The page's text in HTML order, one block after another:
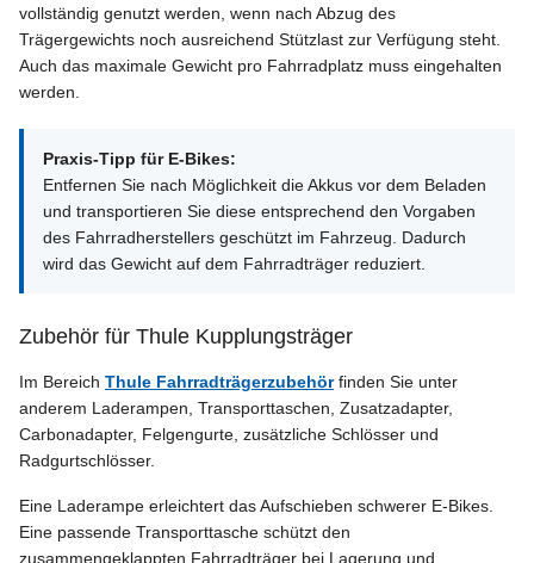
vollständig genutzt werden, wenn nach Abzug des
Trägergewichts noch ausreichend Stützlast zur Verfügung steht.
Auch das maximale Gewicht pro Fahrradplatz muss eingehalten
werden.
Praxis-Tipp für E-Bikes:
Entfernen Sie nach Möglichkeit die Akkus vor dem Beladen
und transportieren Sie diese entsprechend den Vorgaben
des Fahrradherstellers geschützt im Fahrzeug. Dadurch
wird das Gewicht auf dem Fahrradträger reduziert.
Zubehör für Thule Kupplungsträger
Im Bereich Thule Fahrradträgerzubehörfinden Sie unter
anderem Laderampen, Transporttaschen, Zusatzadapter,
Carbonadapter, Felgengurte, zusätzliche Schlösser und
Radgurtschlösser.
Eine Laderampe erleichtert das Aufschieben schwerer E-Bikes.
Eine passende Transporttasche schützt den
zusammengeklappten Fahrradträger bei Lagerung und